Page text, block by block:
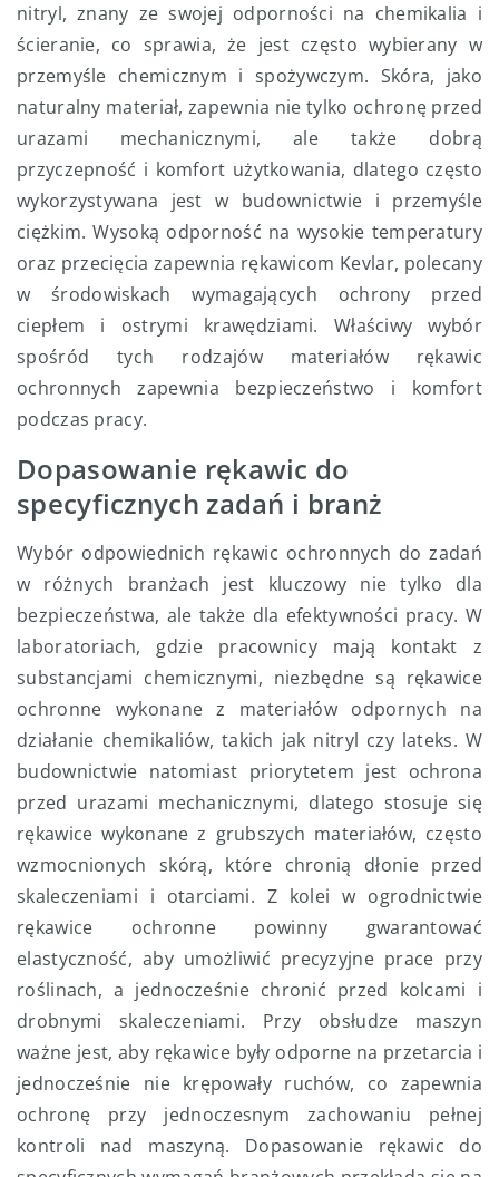
nitryl, znany ze swojej odporności na chemikalia i
ścieranie, co sprawia, że jest często wybierany w
przemyśle chemicznym i spożywczym. Skóra, jako
naturalny materiał, zapewnia nie tylko ochronę przed
urazami mechanicznymi, ale także dobrą
przyczepność i komfort użytkowania, dlatego często
wykorzystywana jest w budownictwie i przemyśle
ciężkim. Wysoką odporność na wysokie temperatury
oraz przecięcia zapewnia rękawicom Kevlar, polecany
w środowiskach wymagających ochrony przed
ciepłem i ostrymi krawędziami. Właściwy wybór
spośród tych rodzajów materiałów rękawic
ochronnych zapewnia bezpieczeństwo i komfort
podczas pracy.
Dopasowanie rękawic do
specyficznych zadań i branż
Wybór odpowiednich rękawic ochronnych do zadań
w różnych branżach jest kluczowy nie tylko dla
bezpieczeństwa, ale także dla efektywności pracy. W
laboratoriach, gdzie pracownicy mają kontakt z
substancjami chemicznymi, niezbędne są rękawice
ochronne wykonane z materiałów odpornych na
działanie chemikaliów, takich jak nitryl czy lateks. W
budownictwie natomiast priorytetem jest ochrona
przed urazami mechanicznymi, dlatego stosuje się
rękawice wykonane z grubszych materiałów, często
wzmocnionych skórą, które chronią dłonie przed
skaleczeniami i otarciami. Z kolei w ogrodnictwie
rękawice ochronne powinny gwarantować
elastyczność, aby umożliwić precyzyjne prace przy
roślinach, a jednocześnie chronić przed kolcami i
drobnymi skaleczeniami. Przy obsłudze maszyn
ważne jest, aby rękawice były odporne na przetarcia i
jednocześnie nie krępowały ruchów, co zapewnia
ochronę przy jednoczesnym zachowaniu pełnej
kontroli nad maszyną. Dopasowanie rękawic do